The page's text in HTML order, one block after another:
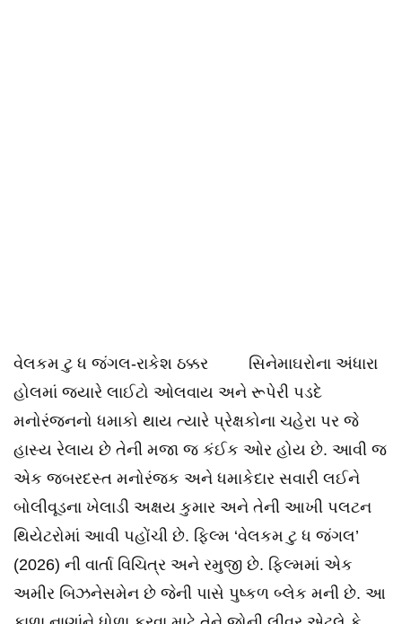
વેલકમ ટુ ધ જંગલ-રાકેશ ઠક્કર સિનેમાઘરોના અંધારા
હોલમાં જ્યારે લાઈટો ઓલવાય અને રૂપેરી પડદે
મનોરંજનનો ધમાકો થાય ત્યારે પ્રેક્ષકોના ચહેરા પર જે
હાસ્ય રેલાય છે તેની મજા જ કંઈક ઓર હોય છે. આવી જ
એક જબરદસ્ત મનોરંજક અને ધમાકેદાર સવારી લઈને
બોલીવૂડના ખેલાડી અક્ષય કુમાર અને તેની આખી પલટન
થિયેટરોમાં આવી પહોંચી છે. ફિલ્મ ‘વેલકમ ટુ ધ જંગલ’
(2026) ની વાર્તા વિચિત્ર અને રમુજી છે. ફિલ્મમાં એક
અમીર બિઝનેસમેન છે જેની પાસે પુષ્કળ બ્લેક મની છે. આ